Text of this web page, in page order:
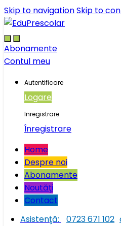
Skip to navigationSkip to
Abonamente
Contul meu
Autentificare
Logare
Inregistrare
Înregistrare
Home
Despre noi
Abonamente
Noutăţi
Contact
Asistenţă:
0723 671 102